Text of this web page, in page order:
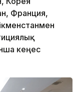
Франция,
кеңес